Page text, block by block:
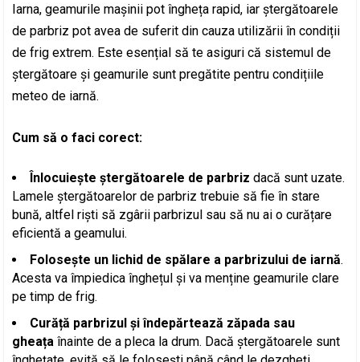
Iarna, geamurile mașinii pot îngheța rapid, iar ștergătoarele
de parbriz pot avea de suferit din cauza utilizării în condiții
de frig extrem. Este esențial să te asiguri că sistemul de
ștergătoare și geamurile sunt pregătite pentru condițiile
meteo de iarnă.
Cum să o faci corect:
Înlocuiește ștergătoarele de parbriz dacă sunt uzate.
Lamele ștergătoarelor de parbriz trebuie să fie în stare
bună, altfel riști să zgârii parbrizul sau să nu ai o curățare
eficientă a geamului.
Folosește un lichid de spălare a parbrizului de iarnă.
Acesta va împiedica înghețul și va menține geamurile clare
pe timp de frig.
Curăță parbrizul și îndepărtează zăpada sau
gheața înainte de a pleca la drum. Dacă ștergătoarele sunt